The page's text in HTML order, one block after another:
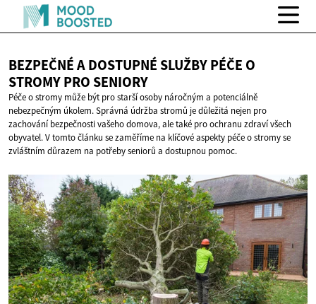
BEZPEČNÉ A DOSTUPNÉ SLUŽBY PÉČE O
STROMYPRO SENIORY
Péče o stromy může být pro starší osoby náročným a potenciálně
nebezpečným úkolem. Správná údržba stromů je důležitá nejen pro
zachování bezpečnosti vašeho domova, ale také pro ochranu zdraví všech
obyvatel. V tomto článku se zaměříme na klíčové aspekty péče o stromy se
zvláštním důrazem na potřeby seniorů a dostupnou pomoc.